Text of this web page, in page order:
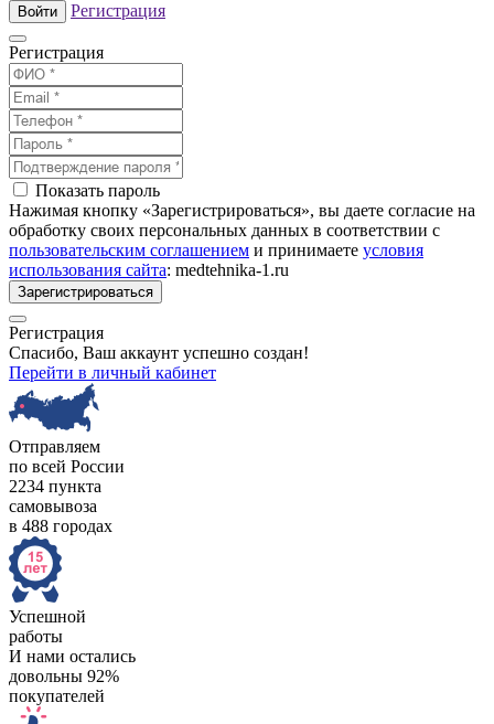
Войти Регистрация
Регистрация
Показать пароль
Нажимая кнопку «Зарегистрироваться», вы даете согласие на
обработку своих персональных данных в соответствии с
пользовательским соглашением и принимаете условия
использования сайта: medtehnika-1.ru
Зарегистрироваться
Регистрация
Спасибо, Ваш аккаунт успешно создан!
Перейти в личный кабинет
Отправляем
по всей России
2234 пункта
самовывоза
в 488 городах
Успешной
работы
И нами остались
довольны 92%
покупателей